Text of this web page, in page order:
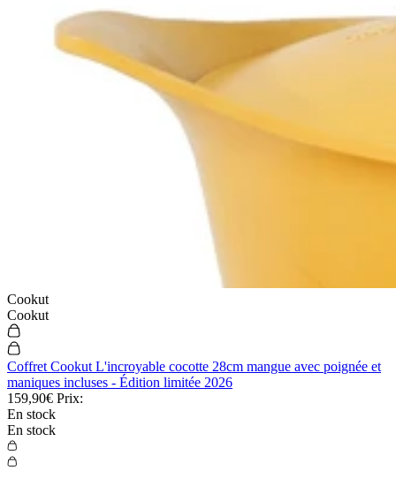
Cookut
Cookut
Coffret Cookut L'incroyable cocotte 28cm mangue avec poignée et
maniques incluses - Édition limitée 2026
159,90€ Prix:
En stock
En stock